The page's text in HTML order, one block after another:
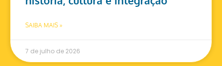
SAIBA MAIS »
7 de julho de 2026